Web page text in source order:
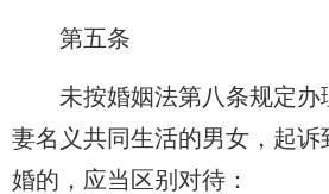
第五条
未按婚姻法第八条规定办
妻名义共同生活的男女，起诉
婚的，应当区别对待：